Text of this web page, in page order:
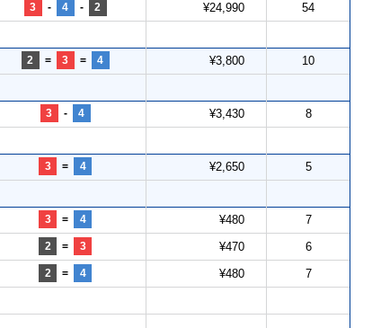
3 - 4 - 2 ¥24,990 54
2 = 3 = 4 ¥3,800 10
3 - 4 ¥3,430 8
3 = 4 ¥2,650 5
3 = 4 ¥480 7
2 = 3 ¥470 6
2 = 4 ¥480 7